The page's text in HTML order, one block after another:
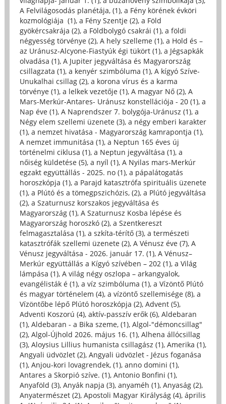
A Felvilágosodás planétája, (1), a Fény körének évköri
kozmológiája (1), a Fény Szentje (2), a Föld
gyökércsakrája (2), a Földbolygó csakrái (1), a földi
négyesség törvénye (2), A hely szelleme (1), a Hold és –
az Uránusz-Alcyone-Fiastyúk égi tükört (1), a Jégsapkák
olvadása (1), A Jupiter jegyváltása és Magyarország
csillagzata (1), a kenyér szimbóluma (1), A kígyó Szíve-
Unukalhai csillag (2), a korona vírus és a karma
törvénye (1), a lelkek vezetője (1), A magyar Nő (2), A
Mars-Merkúr-Antares- Uránusz konstellációja - 20 (1), a
Nap éve (1), A Naprendszer 7. bolygója-Uránusz (1), a
Négy elem szellemi üzenete (3), a négy emberi karakter
(1), a nemzet hivatása - Magyarország kamrapontja (1),
A nemzet immunitása (1), a Neptun 165 éves új
történelmi ciklusa (1), a Neptun jegyváltása (1), a
nőiség küldetése (5), a nyíl (1), A Nyilas mars-Merkúr
egzakt együttállás - 2025. no (1), a pápalátogatás
horoszkópja (1), a Parajd katasztrófa spirituális üzenete
(1), a Plútó és a tömegpszichózis, (2), a Plútó jegyváltása
(2), a Szaturnusz korszakos jegyváltása és
Magyarország (1), A Szaturnusz Kosba lépése és
Magyarország horoszkó (2), a Szentkereszt
felmagasztalása (1), a szkíta-térítő (3), a természeti
katasztrófák szellemi üzenete (2), A Vénusz éve (7), A
Vénusz jegyváltása - 2026. január 17. (1), A Vénusz–
Merkúr együttállás a Kígyó szívében – 202 (1), a Világ
lámpása (1), A világ négy oszlopa – arkangyalok,
evangélisták é (1), a víz szimbóluma (1), a Vízöntő Plútó
és magyar történelem (4), a vízöntő szellemisége (8), a
Vízöntőbe lépő Plútó horoszkópja (2), Advent (5),
Adventi Koszorú (4), aktív-passzív erők (6), Aldebaran
(1), Aldebaran - a Bika szeme, (1), Algol-"démoncsillag"
(2), Algol-Újhold 2026. május 16. (1), Alhena állócsillag
(3), Aloysius Lillius humanista csillagász (1), Amerika (1),
Angyali üdvözlet (2), Angyali üdvözlet - Jézus foganása
(1), Anjou-kori lovagrendek, (1), anno domini (1),
Antares a Skorpió szíve. (1), Antonio Bonfini (1),
Anyaföld (3), Anyák napja (3), anyaméh (1), Anyaság (2),
Anyatermészet (2), Apostoli Magyar Királyság (4), április